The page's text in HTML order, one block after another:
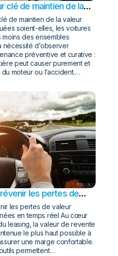
clé de maintien de la
de maintien de la valeur
soient-elles, les voitures
moins des ensembles
nécessité d’observer
préventive et curative :
peut causer purement et
moteur ou l’accident.…
les pertes de
les pertes de valeur
en temps réel Au cœur
leasing, la valeur de revente
le plus haut possible à
une marge confortable.
permettent…